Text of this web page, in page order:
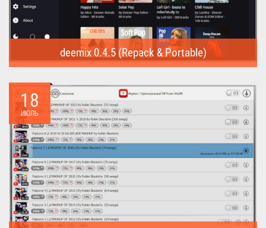
deemix 0.4.5 (Repack & Portable)
треки...
18
ИЮЛЬ